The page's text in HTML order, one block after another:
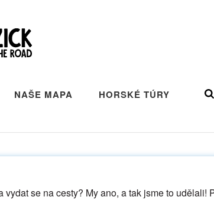
NAŠE MAPA HORSKÉ TÚRY
se na cesty? My ano, a tak jsme to udělali!